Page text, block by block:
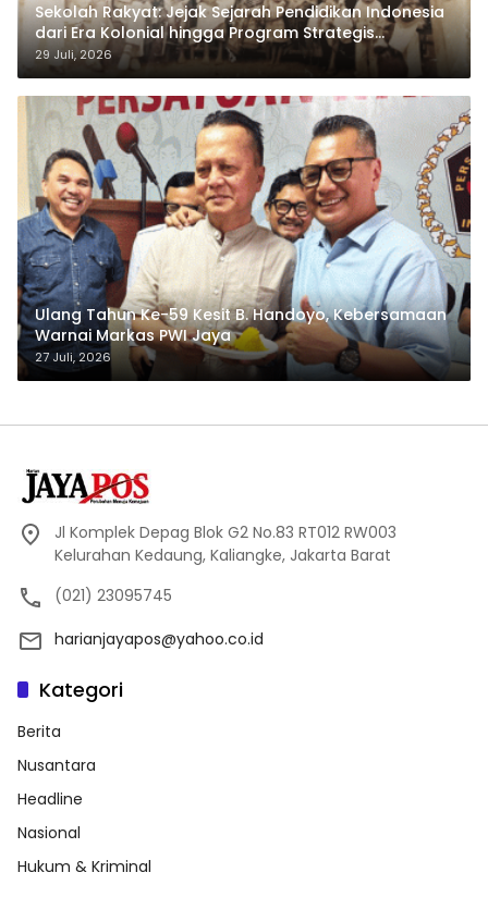
Sekolah Rakyat: Jejak Sejarah Pendidikan Indonesia
dari Era Kolonial hingga Program Strategis
Pemerintahan Prabowo
29 Juli, 2026
Ulang Tahun Ke-59 Kesit B. Handoyo, Kebersamaan
Warnai Markas PWI Jaya
27 Juli, 2026
Jl Komplek Depag Blok G2 No.83 RT012 RW003
Kelurahan Kedaung, Kaliangke, Jakarta Barat
(021) 23095745
harianjayapos@yahoo.co.id
Kategori
Berita
Nusantara
Headline
Nasional
Hukum & Kriminal